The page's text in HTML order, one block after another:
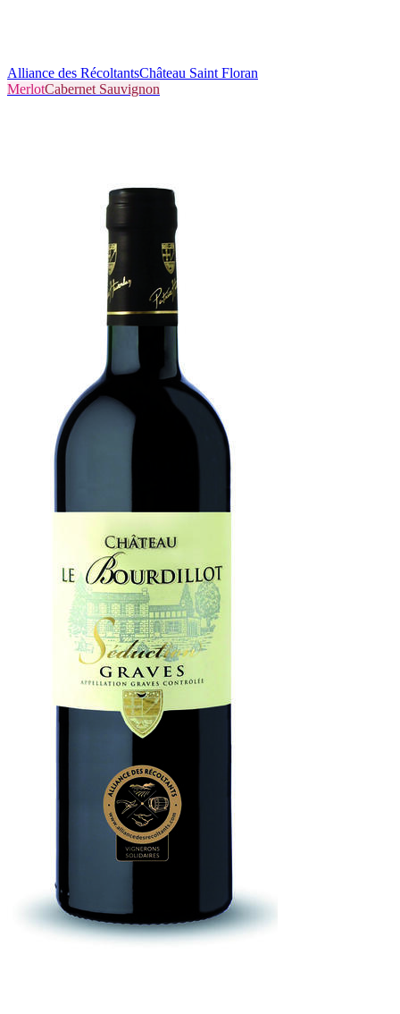
Alliance des RécoltantsChâteau Saint Floran
MerlotCabernet Sauvignon